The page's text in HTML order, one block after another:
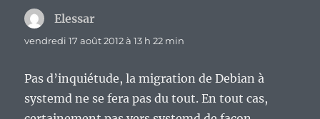
Elessar
vendredi 17 août 2012 à 13 h 22 min
Pas d’inquiétude, la migration de Debian à
systemd ne se fera pas du tout. En tout cas,